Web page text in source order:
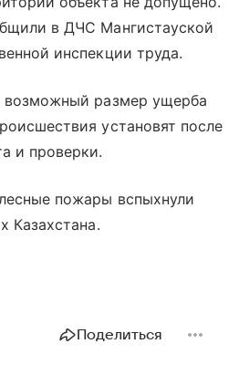
в ДЧС Мангистауской
инспекции труда.
возможный размер ущерба
установят после
и проверки.
пожары вспыхнули
Казахстана.
Поделиться